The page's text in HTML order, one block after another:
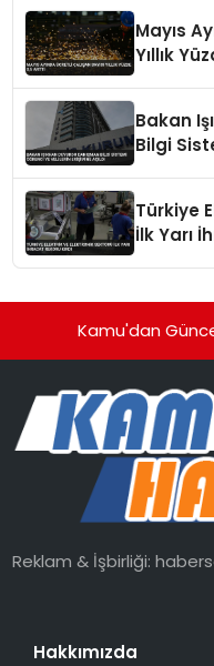
Mayıs
Yıllık
Bakan
Bilgi
Türkiye
İlk Yarı
Kamu'dan
Reklam & İşbirliği:
Hakkımızda